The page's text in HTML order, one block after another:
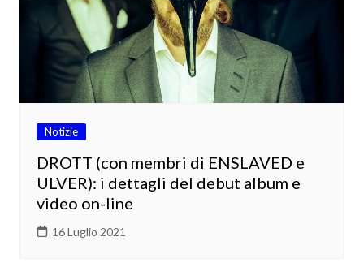
Notizie
DROTT (con membri di ENSLAVED e
ULVER): i dettagli del debut album e
video on-line
16 Luglio 2021